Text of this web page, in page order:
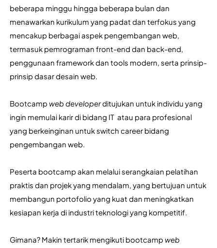
beberapa minggu hingga beberapa bulan dan
menawarkan kurikulum yang padat dan terfokus yang
mencakup berbagai aspek pengembangan web,
termasuk pemrograman front-end dan back-end,
penggunaan framework dan tools modern, serta prinsip-
prinsip dasar desain web.
Bootcamp web developer ditujukan untuk individu yang
ingin memulai karir di bidang IT  atau para profesional
yang berkeinginan untuk switch career bidang
pengembangan web.
Peserta bootcamp akan melalui serangkaian pelatihan
praktis dan projek yang mendalam, yang bertujuan untuk
membangun portofolio yang kuat dan meningkatkan
kesiapan kerja di industri teknologi yang kompetitif.
Gimana? Makin tertarik mengikuti bootcamp web